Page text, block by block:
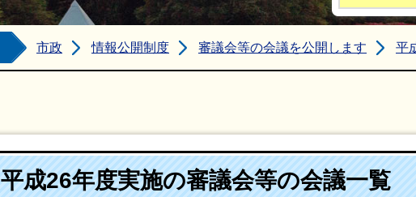
市政 情報公開制度 審議会等の会議を公開します 平
平成26年度実施の審議会等の会議一覧